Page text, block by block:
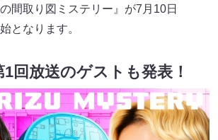
間取り図ミステリー』が7月10日
となります。
回放送のゲストも発表！